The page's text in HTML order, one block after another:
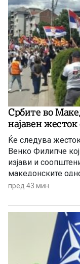
политички
„премногуте
сомнежот дека
иднина.
Србите во
најавен
Ќе следува
Венко Филипче
изјави и
македонските
пред 43 мин.